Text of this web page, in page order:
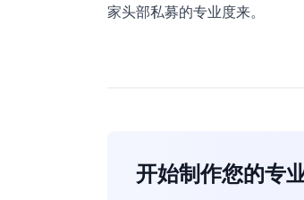
家头部私募的专业度来。
开始制作您的专